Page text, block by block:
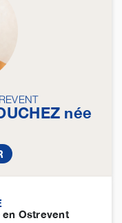
née
en Ostrevent